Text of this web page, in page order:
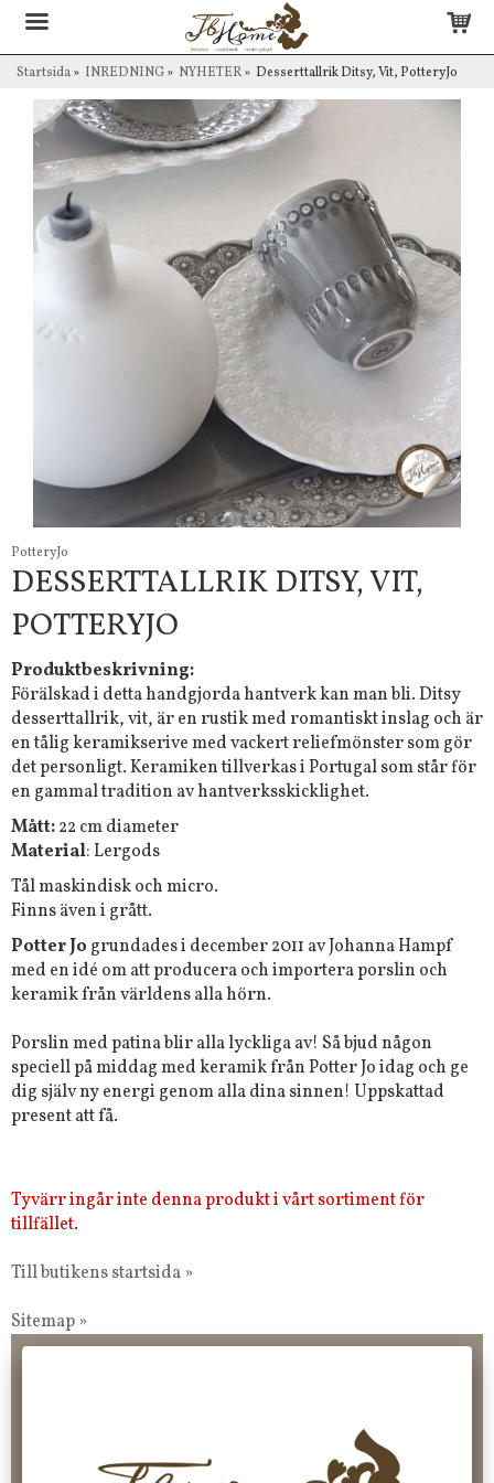
Startsida» INREDNING» NYHETER» Desserttallrik Ditsy, Vit, PotteryJo
PotteryJo
DESSERTTALLRIK DITSY, VIT,
POTTERYJO
Produktbeskrivning:
Förälskad i detta handgjorda hantverk kan man bli. Ditsy
desserttallrik, vit, är en rustik med romantiskt inslag och är
en tålig keramikserive med vackert reliefmönster som gör
det personligt. Keramiken tillverkas i Portugal som står för
en gammal tradition av hantverksskicklighet.
Mått:22 cm diameter
Material: Lergods
Tål maskindisk och micro.
Finns även i grått.
Potter Jo grundades i december 2011 av Johanna Hampf
med en idé om att producera och importera porslin och
keramik från världens alla hörn.
Porslin med patina blir alla lyckliga av! Så bjud någon
speciell på middag med keramik från Potter Jo idag och ge
dig själv ny energi genom alla dina sinnen! Uppskattad
present att få.
Tyvärr ingår inte denna produkt i vårt sortiment för
tillfället.
Till butikens startsida »
Sitemap »
Faktura 0 kr. Hos oss betalar du enkelt och smidigt med KLARNA
CHECKOUT. Välj själv hur du vill betala mellan alla Klarnas